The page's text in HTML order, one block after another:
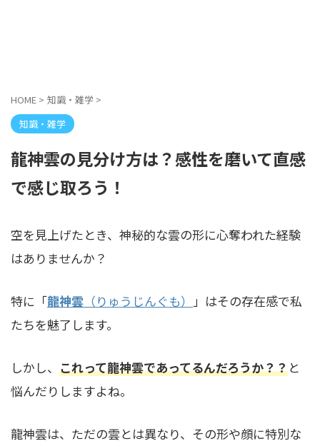
HOME > 知識・雑学 >
知識・雑学
龍神雲の見分け方は？感性を磨いて直感
で感じ取ろう！
空を見上げたとき、神秘的な雲の形に心奪われた経験
はありませんか？
特に「龍神雲 （りゅうじんぐも） 」はその存在感で私
たちを魅了します。
しかし、 これって龍神雲であってるんだろうか？？と
悩んだりしますよね。
龍神雲は、ただの雲とは異なり、その形や顔に特別な